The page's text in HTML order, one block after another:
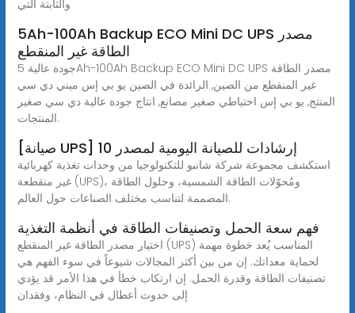
والثابتة التي
5Ah-100Ah Backup ECO Mini DC UPS مصدر
الطاقة غير المنقطع
جودة عالية 5Ah-100Ah Backup ECO Mini DC UPS مصدر الطاقة
غير المنقطع من الصين, الرائدة في الصين يو بي إس ميني دي سي
المنتج, يو بي إس احتياطي صغير مصانع, انتاج جودة عالية دي سي صغير
المنتجات.
[صيانة UPS] 10 إرشادات للصيانة اليومية لمصدر
استكشف مجموعة شركة شانبو للتكنولوجيا من وحدات تغذية كهربائية
غير منقطعة (UPS)، ومُحوّلات الطاقة الشمسية، وحلول الطاقة
المصممة لتناسب مختلف الصناعات حول العالم.
فهم سعة الحمل وتصنيفات الطاقة في أنظمة التغذية
اختيار مصدر الطاقة غير المنقطع (UPS) المناسب يُعد خطوة مهمة
لحماية معداتك. إن من بين أكثر المجالات شيوعاً في سوء الفهم هي
تصنيفات الطاقة وقدرة الحمل. إن ارتكاب خطأ في هذا الأمر قد يؤدي
إلى حدوث أعطال في النظام، وفقدان